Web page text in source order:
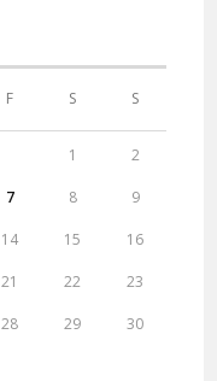
F S S
1 2
7 8 9
14 15 16
21 22 23
28 29 30